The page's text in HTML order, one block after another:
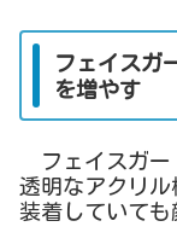
フェイスガ
を増やす
フェイスガー
透明なアクリル
装着していても